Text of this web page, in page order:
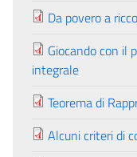
Da povero a
Giocando con il
integrale
Teorema di
Alcuni criteri di